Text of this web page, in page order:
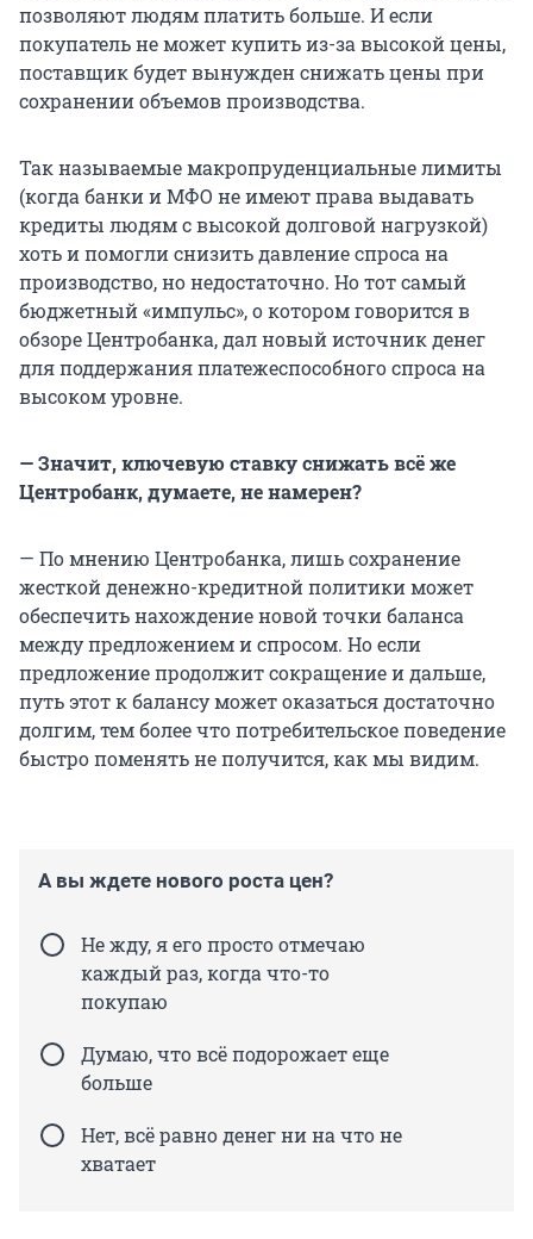
позволяют людям платить больше. И если
покупатель не может купить из-за высокой цены,
поставщик будет вынужден снижать цены при
сохранении объемов производства.
Так называемые макропруденциальные лимиты
(когда банки и МФО не имеют права выдавать
кредиты людям с высокой долговой нагрузкой)
хоть и помогли снизить давление спроса на
производство, но недостаточно. Но тот самый
бюджетный «импульс», о котором говорится в
обзоре Центробанка, дал новый источник денег
для поддержания платежеспособного спроса на
высоком уровне.
— Значит, ключевую ставку снижать всё же
Центробанк, думаете, не намерен?
— По мнению Центробанка, лишь сохранение
жесткой денежно-кредитной политики может
обеспечить нахождение новой точки баланса
между предложением и спросом. Но если
предложение продолжит сокращение и дальше,
путь этот к балансу может оказаться достаточно
долгим, тем более что потребительское поведение
быстро поменять не получится, как мы видим.
А вы ждете нового роста цен?
Не жду, я его просто отмечаю
каждый раз, когда что-то
покупаю
Думаю, что всё подорожает еще
больше
Нет, всё равно денег ни на что не
хватает